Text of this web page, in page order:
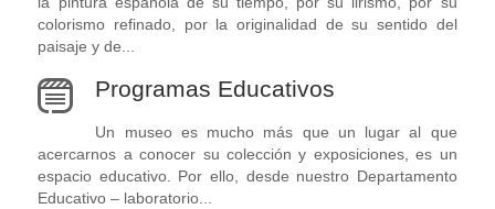
colorismo refinado, por la originalidad de su sentido del
paisaje y de...
Programas Educativos
Un museo es mucho más que un lugar al que
acercarnos a conocer su colección y exposiciones, es un
espacio educativo. Por ello, desde nuestro Departamento
Educativo – laboratorio...